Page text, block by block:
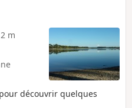
m
découvrir quelques